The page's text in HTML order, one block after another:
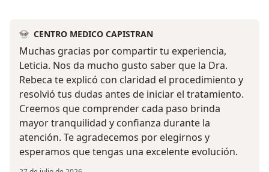
CENTRO MEDICO CAPISTRAN
Muchas gracias por compartir tu experiencia,
Leticia. Nos da mucho gusto saber que la Dra.
Rebeca te explicó con claridad el procedimiento y
resolvió tus dudas antes de iniciar el tratamiento.
Creemos que comprender cada paso brinda
mayor tranquilidad y confianza durante la
atención. Te agradecemos por elegirnos y
esperamos que tengas una excelente evolución.